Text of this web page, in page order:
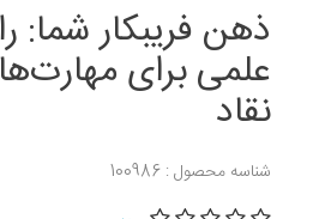
ذهن فریبکار شما:
علمی برای
نقاد
شناسه محصول : 100986